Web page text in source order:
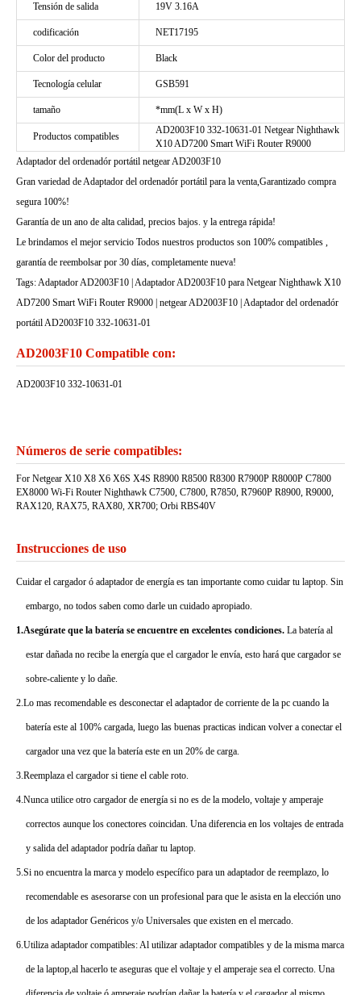
Tensión de salida 19V 3.16A
codificación NET17195
Color del producto Black
Tecnología celular GSB591
tamaño *mm(L x W x H)
Productos compatibles
AD2003F10 332-10631-01 Netgear Nighthawk
X10 AD7200 Smart WiFi Router R9000
Adaptador del ordenadór portátil netgear AD2003F10
Gran variedad de Adaptador del ordenadór portátil para la venta,Garantizado compra
segura 100%!
Garantía de un ano de alta calidad, precios bajos. y la entrega rápida!
Le brindamos el mejor servicio Todos nuestros productos son 100% compatibles ,
garantía de reembolsar por 30 días, completamente nueva!
Tags: Adaptador AD2003F10 | Adaptador AD2003F10 para Netgear Nighthawk X10
AD7200 Smart WiFi Router R9000 | netgear AD2003F10 | Adaptador del ordenadór
portátil AD2003F10 332-10631-01
AD2003F10 Compatible con:
AD2003F10 332-10631-01
Números de serie compatibles:
For Netgear X10 X8 X6 X6S X4S R8900 R8500 R8300 R7900P R8000P C7800
EX8000 Wi-Fi Router Nighthawk C7500, C7800, R7850, R7960P R8900, R9000,
RAX120, RAX75, RAX80, XR700; Orbi RBS40V
Instrucciones de uso
Cuidar el cargador ó adaptador de energía es tan importante como cuidar tu laptop. Sin
embargo, no todos saben como darle un cuidado apropiado.
1.Asegúrate que la batería se encuentre en excelentes condiciones. La batería al
estar dañada no recibe la energía que el cargador le envía, esto hará que cargador se
sobre-caliente y lo dañe.
2.Lo mas recomendable es desconectar el adaptador de corriente de la pc cuando la
batería este al 100% cargada, luego las buenas practicas indican volver a conectar el
cargador una vez que la batería este en un 20% de carga.
3.Reemplaza el cargador si tiene el cable roto.
4.Nunca utilice otro cargador de energía si no es de la modelo, voltaje y amperaje
correctos aunque los conectores coincidan. Una diferencia en los voltajes de entrada
y salida del adaptador podría dañar tu laptop.
5.Si no encuentra la marca y modelo específico para un adaptador de reemplazo, lo
recomendable es asesorarse con un profesional para que le asista en la elección uno
de los adaptador Genéricos y/o Universales que existen en el mercado.
6.Utiliza adaptador compatibles: Al utilizar adaptador compatibles y de la misma marca
de la laptop,al hacerlo te aseguras que el voltaje y el amperaje sea el correcto. Una